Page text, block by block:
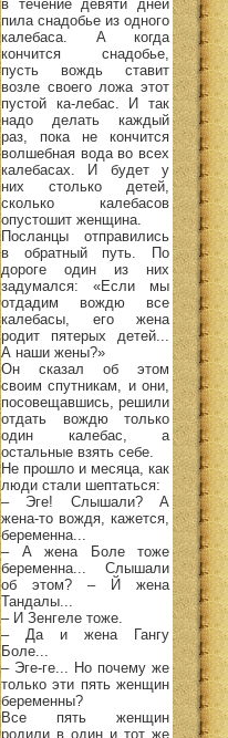
в течение девяти дней
пила снадобье из одного
калебаса. А когда
кончится снадобье,
пусть вождь ставит
возле своего ложа этот
пустой ка-лебас. И так
надо делать каждый
раз, пока не кончится
волшебная вода во всех
калебасах. И будет у
них столько детей,
сколько калебасов
опустошит женщина.
Посланцы отправились
в обратный путь. По
дороге один из них
задумался: «Если мы
отдадим вождю все
калебасы, его жена
родит пятерых детей...
А наши жены?»
Он сказал об этом
своим спутникам, и они,
посовещавшись, решили
отдать вождю только
один калебас, а
остальные взять себе.
Не прошло и месяца, как
люди стали шептаться:
– Эге! Слышали? А
жена-то вождя, кажется,
беременна...
– А жена Боле тоже
беременна... Слышали
об этом? – Й жена
Тандалы...
– И Зенгеле тоже.
– Да и жена Гангу
Боле...
– Эге-ге... Но почему же
только эти пять женщин
беременны?
Все пять женщин
родили в один и тот же